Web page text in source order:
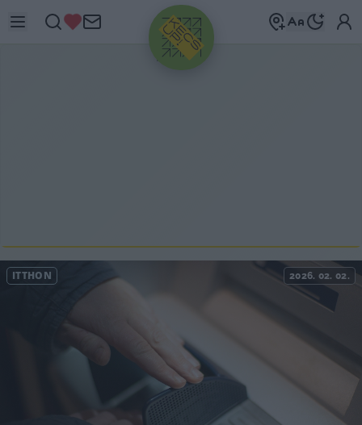
HIRDETÉS
ITTHON 2026. 02. 02.